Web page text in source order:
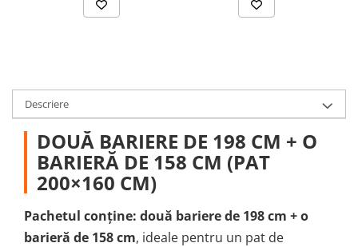
Descriere
DOUĂ BARIERE DE 198 CM + O
BARIERĂ DE 158 CM (PAT
200×160 CM)
Pachetul conține: două bariere de 198 cm + o
barieră de 158 cm, ideale pentru un pat de